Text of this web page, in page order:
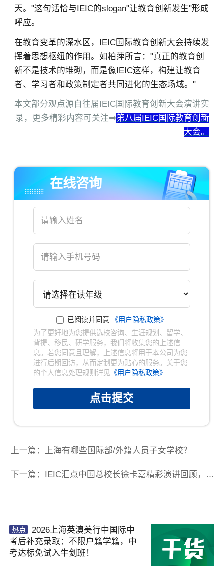
天。"这句话恰与IEIC的slogan"让教育创新发生"形成
呼应。
在教育变革的深水区，IEIC国际教育创新大会持续发
挥着思想枢纽的作用。如柏萍所言："真正的教育创
新不是技术的堆砌，而是像IEIC这样，构建让教育
者、学习者和政策制定者共同进化的生态场域。"
本文部分观点源自往届IEIC国际教育创新大会演讲实
录，更多精彩内容可关注➡️第八届IEIC国际教育创新
大会。
在线咨询
已阅读并同意
《用户隐私政策》
为了更好地为您提供选校咨询、生涯规划、留学、
背提、移民、研学服务，我们将收集您的上述信
息。若您同意且理解，上述信息将用于本公司为您
进行后期回访，从而定制更为贴心的服务。关于您
的个人信息处理规则详见《用户隐私政策》
点击提交
上一篇：上海有哪些国际部/外籍人员子女学校？
下一篇：IEIC汇点中国总校长徐卡嘉精彩演讲回顾，2025年11月1日IEIC报名已开启！
热点
2026上海英澳美行中国际中
考后补充录取：不限户籍学籍，中
考达标免试入牛剑班！